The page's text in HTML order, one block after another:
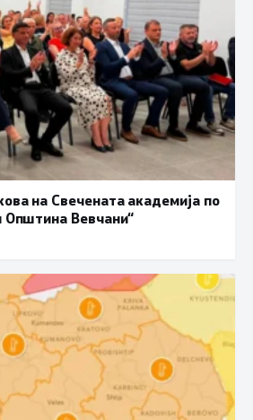
на Свечената академија по
Општина Вевчани“